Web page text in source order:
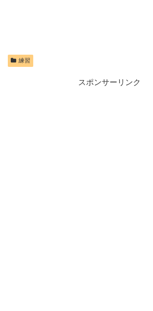
練習
スポンサーリンク